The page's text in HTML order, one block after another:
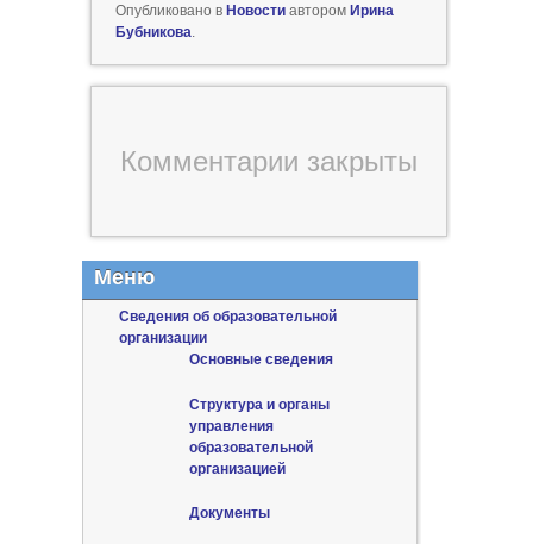
Опубликовано в Новостиавтором Ирина
Бубникова.
Комментарии закрыты
Меню
Сведения об образовательной
организации
Основные сведения
Структура и органы
управления
образовательной
организацией
Документы